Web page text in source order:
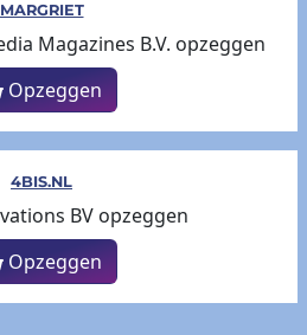
MARGRIET
Opzeggen
4BIS.NL
Opzeggen